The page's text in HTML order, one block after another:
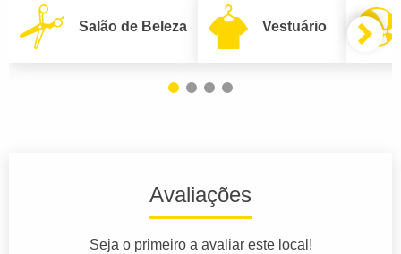
Salão de Beleza Vestuário
Avaliações
Seja o primeiro a avaliar este local!